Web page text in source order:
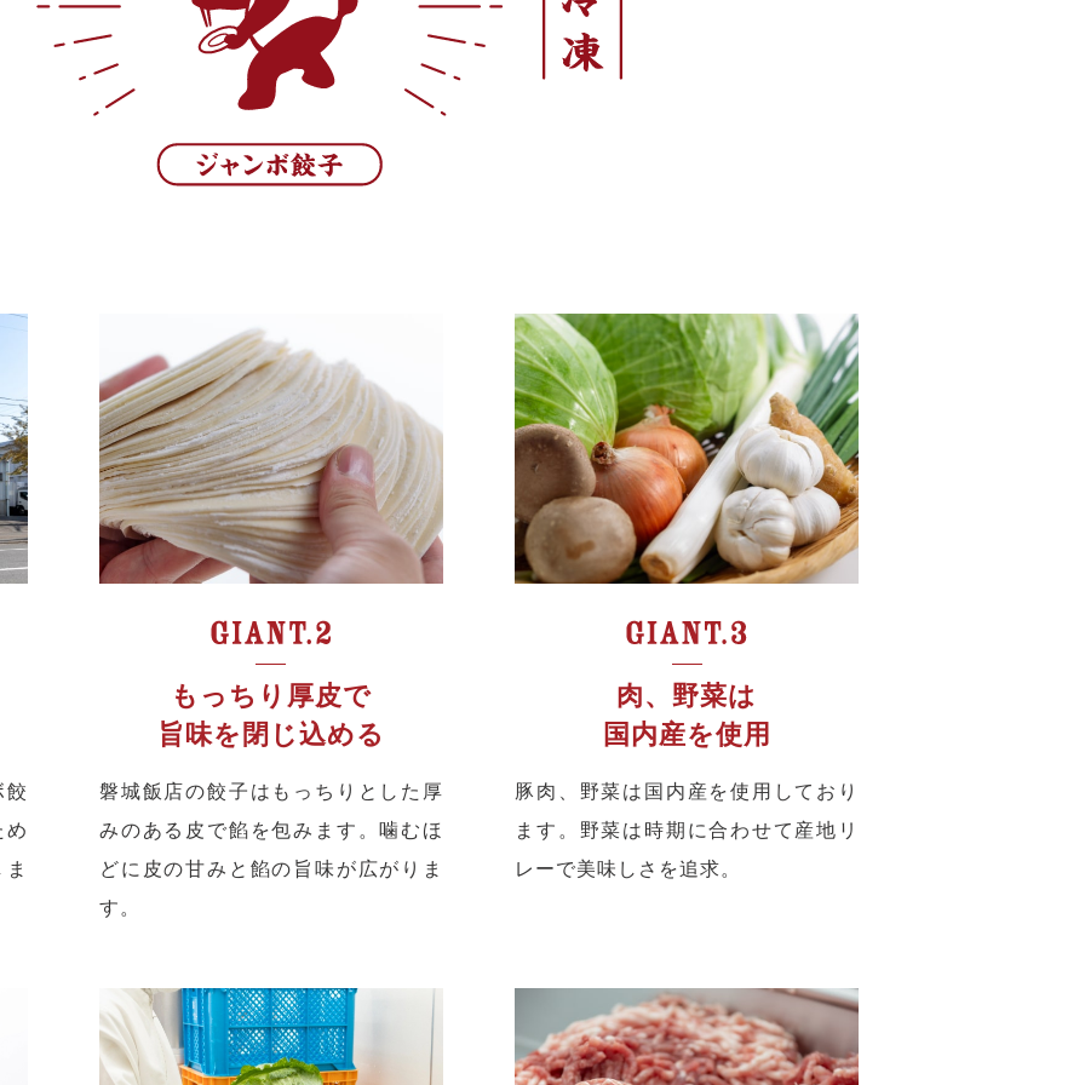
餃
め
もっちり厚皮で
旨味を閉じ込める
磐城飯店の餃子はもっちりとした厚
みのある皮で餡を包みます。噛むほ
どに皮の甘みと餡の旨味が広がりま
す。
肉、野菜は
国内産を使用
豚肉、野菜は国内産を使用しており
ます。野菜は時期に合わせて産地リ
レーで美味しさを追求。